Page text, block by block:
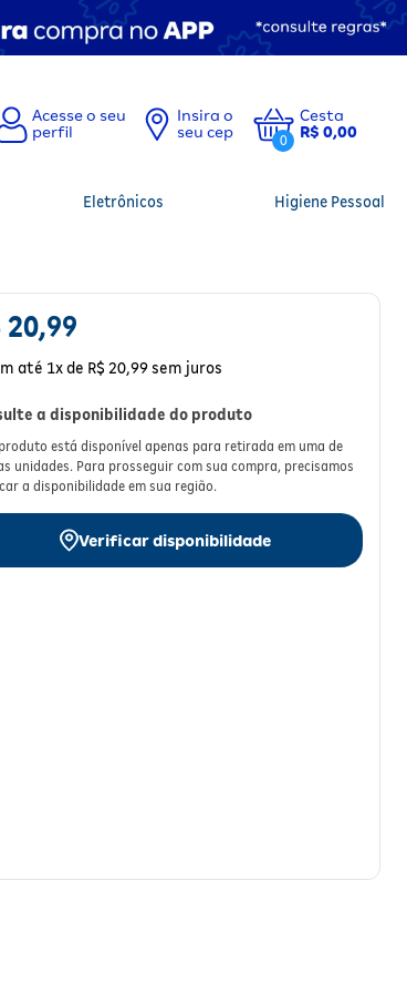
Insira o
seu cep
0
Cesta
R$ 0,00
Eletrônicos Higiene Pessoal
20,99
até 1x de R$ 20,99sem juros
a disponibilidade do produto
está disponível apenas para retirada em uma de
unidades. Para prosseguir com sua compra, precisamos
a disponibilidade em sua região.
Verificar disponibilidade